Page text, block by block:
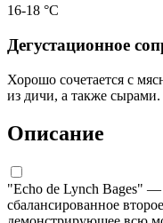
16-18 °С
Дегустационное
Хорошо сочетается с
из дичи, а также сырами.
Описание
"Echo de Lynch Bages" —
сбалансированное